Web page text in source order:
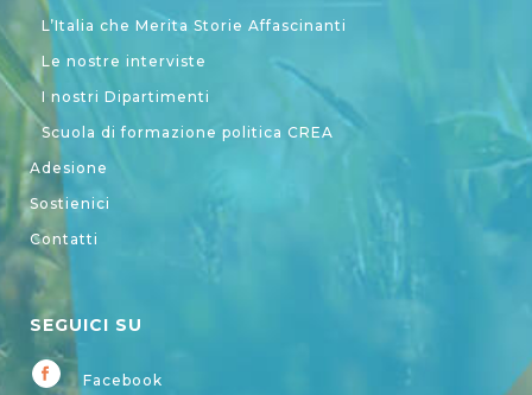
L’Italia che Merita Storie Affascinanti
Le nostre interviste
I nostri Dipartimenti
Scuola di formazione politica CREA
Adesione
Sostienici
Contatti
SEGUICI SU
Facebook